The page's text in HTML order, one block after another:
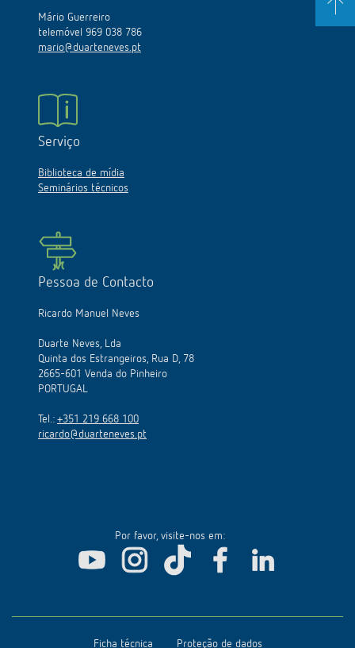
Mário Guerreiro
telemóvel 969 038 786
mario@duarteneves.pt
Serviço
Biblioteca de mídia
Seminários técnicos
Pessoa de Contacto
Ricardo Manuel Neves
Duarte Neves, Lda
Quinta dos Estrangeiros, Rua D, 78
2665-601 Venda do Pinheiro
PORTUGAL
Tel.: +351 219 668 100
ricardo@duarteneves.pt
Por favor, visite-nos em:
Ficha técnica Proteção de dados